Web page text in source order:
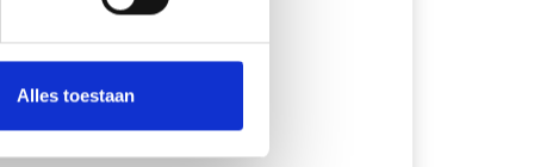
Alles toestaan